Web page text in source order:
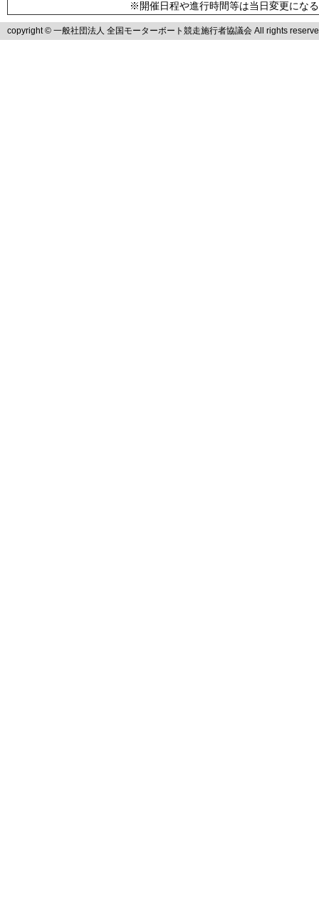
※開催日程や進行時間等は当日変更にな
copyright © 一般社団法人 全国モーターボート競走施行者協議会 All rights